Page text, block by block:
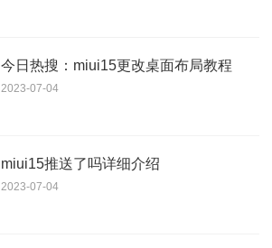
今日热搜：miui15更改桌面布局教程
2023-07-04
miui15推送了吗详细介绍
2023-07-04